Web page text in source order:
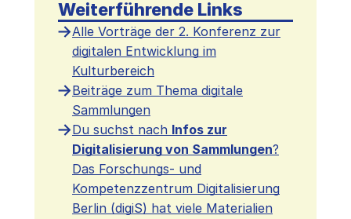
Weiterführende Links
Alle Vorträge der 2. Konferenz zur
digitalen Entwicklung im
Kulturbereich
Beiträge zum Thema digitale
Sammlungen
Du suchst nach Infos zur
Digitalisierung von Sammlungen?
Das Forschungs- und
Kompetenzzentrum Digitalisierung
Berlin (digiS) hat viele Materialien